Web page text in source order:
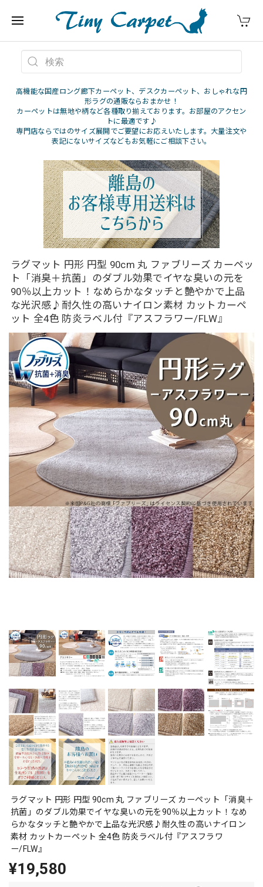
高機能な国産ロング廊下カーペット、デスクカーペット、おしゃれな円
形ラグの通販ならおまかせ！
カーペットは無地や柄など各種取り揃えております。お部屋のアクセン
トに最適です♪
専門店ならではのサイズ展開でご要望にお応えいたします。大量注文や
表記にないサイズなどもお気軽にご相談下さい。
ラグマット 円形 円型 90cm 丸 ファブリーズ カーペッ
ト「消臭＋抗菌」のダブル効果でイヤな臭いの元を
90％以上カット！なめらかなタッチと艶やかで上品
な光沢感♪耐久性の高いナイロン素材 カットカーペ
ット 全4色 防炎ラベル付『アスフラワー/FLW』
ラグマット 円形 円型 90cm 丸 ファブリーズ カーペット「消臭＋
抗菌」のダブル効果でイヤな臭いの元を90％以上カット！なめ
らかなタッチと艶やかで上品な光沢感♪耐久性の高いナイロン
素材 カットカーペット 全4色 防炎ラベル付『アスフラワ
ー/FLW』
¥19,580